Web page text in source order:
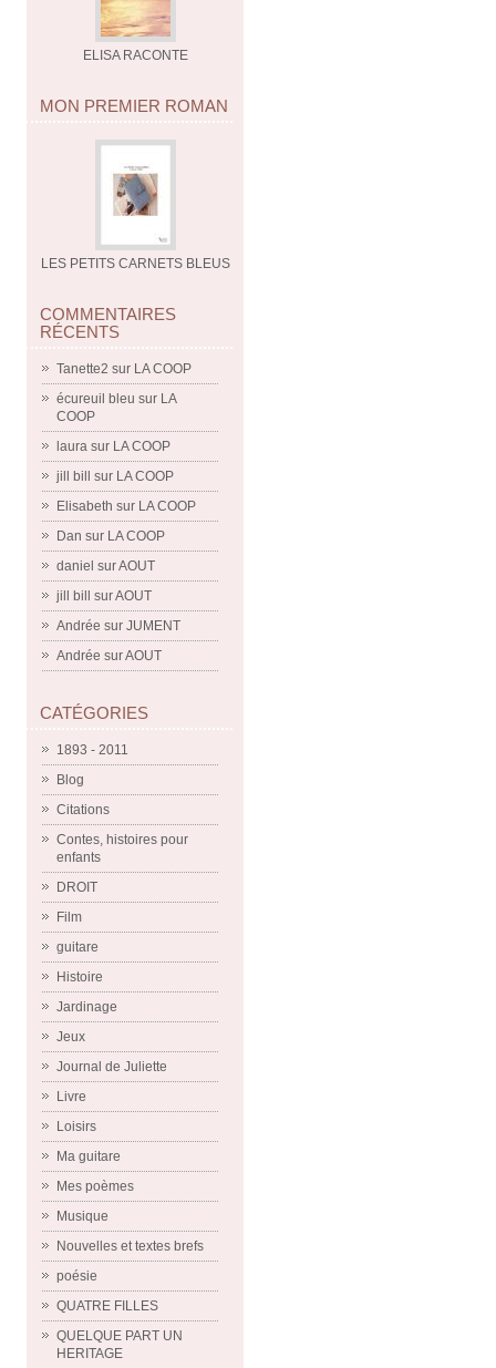
ELISA RACONTE
MON PREMIER ROMAN
LES PETITS CARNETS BLEUS
COMMENTAIRES
RÉCENTS
Tanette2 sur LA COOP
écureuil bleu sur LA
COOP
laura sur LA COOP
jill bill
sur LA COOP
Elisabeth sur LA COOP
Dan sur LA COOP
daniel surAOUT
jill bill
surAOUT
Andrée sur JUMENT
Andrée surAOUT
CATÉGORIES
1893 - 2011
Blog
Citations
Contes, histoires pour
enfants
DROIT
Film
guitare
Histoire
Jardinage
Jeux
Journal de Juliette
Livre
Loisirs
Ma guitare
Mes poèmes
Musique
Nouvelles et textes brefs
poésie
QUATRE FILLES
QUELQUE PART UN
HERITAGE